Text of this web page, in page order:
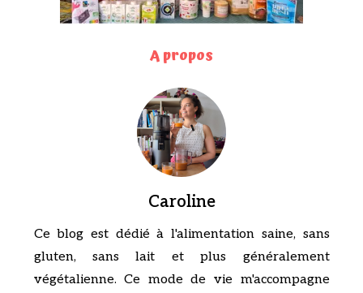
A propos
Caroline
Ce blog est dédié à l'alimentation saine, sans
gluten, sans lait et plus généralement
végétalienne. Ce mode de vie m'accompagne